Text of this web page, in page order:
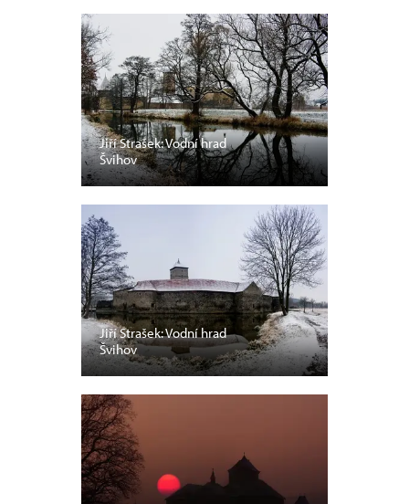
Jiří Strašek: Vodní hrad
Švihov
Jiří Strašek: Vodní hrad
Švihov